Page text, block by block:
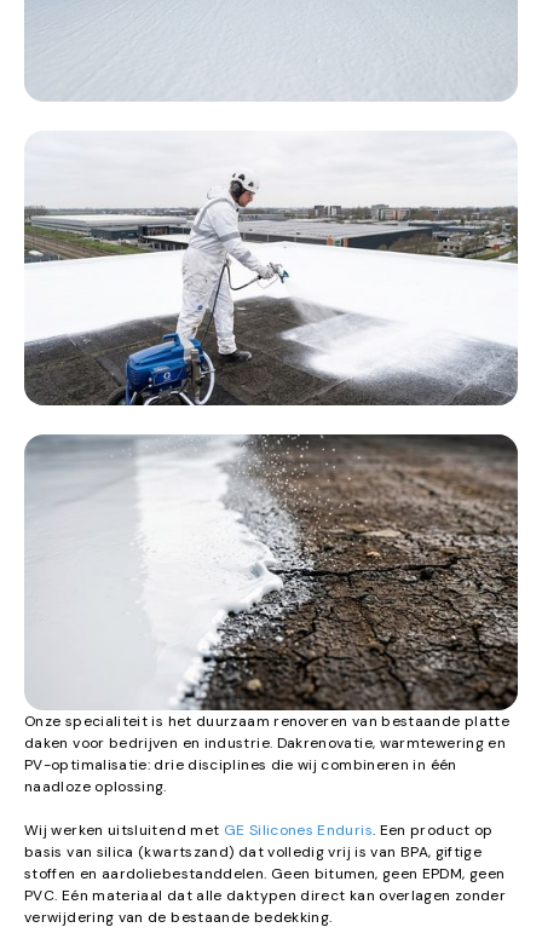
Onze specialiteit is het duurzaam renoveren van bestaande platte
daken voor bedrijven en industrie. Dakrenovatie, warmtewering en
PV-optimalisatie: drie disciplines die wij combineren in één
naadloze oplossing.
Wij werken uitsluitend met GE Silicones Enduris. Een product op
basis van silica (kwartszand) dat volledig vrij is van BPA, giftige
stoffen en aardoliebestanddelen. Geen bitumen, geen EPDM, geen
PVC. Eén materiaal dat alle daktypen direct kan overlagen zonder
verwijdering van de bestaande bedekking.